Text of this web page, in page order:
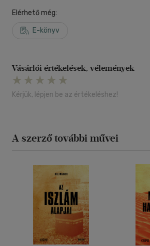
Elérhető még:
E-könyv
Vásárlói értékelések, vélemények
Kérjük, lépjen be az értékeléshez!
A szerző további művei